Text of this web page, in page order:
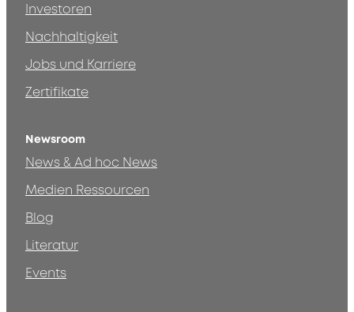
Investoren
Nachhaltigkeit
Jobs und Karriere
Zertifikate
Newsroom
News & Ad hoc News
Medien Ressourcen
Blog
Literatur
Events